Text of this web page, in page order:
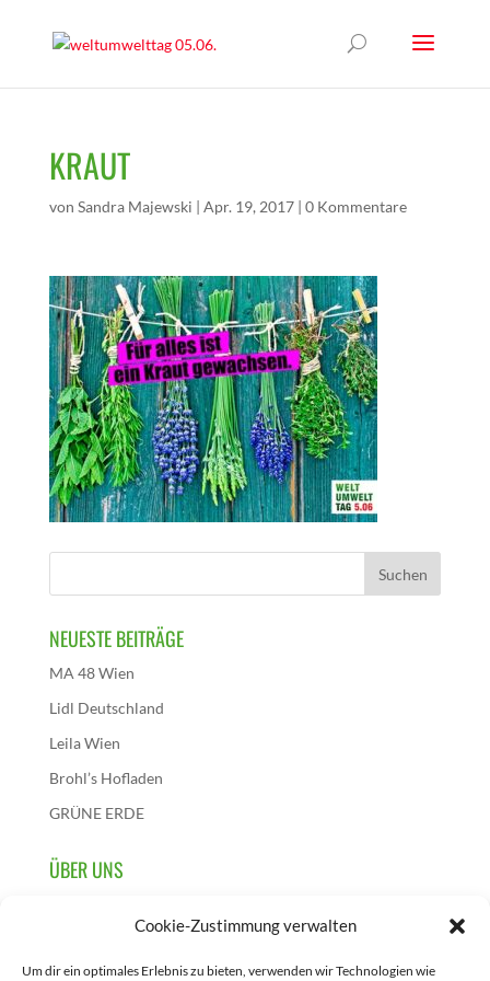
Cookie-Zustimmung verwalten
Um dir ein optimales Erlebnis zu bieten, verwenden wir Technologien wie
KRAUT
von Sandra Majewski | Apr. 19, 2017| 0 Kommentare
NEUESTE BEITRÄGE
MA 48 Wien
Lidl Deutschland
Leila Wien
Brohl’s Hofladen
GRÜNE ERDE
ÜBER UNS
Aktionstages und initiieren, sammeln und berichten über